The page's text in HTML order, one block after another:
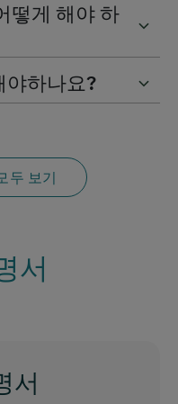
떻게 해야 하
야하나요?
두 보기
서
서